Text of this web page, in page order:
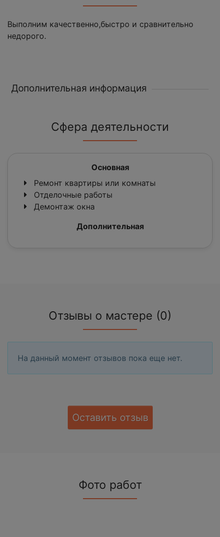
Выполним качественно,быстро и сравнительно
недорого.
Дополнительная информация
Сфера деятельности
Основная
Ремонт квартиры или комнаты
Отделочные работы
Демонтаж окна
Дополнительная
Отзывы о мастере (0)
На данный момент отзывов пока еще нет.
Оставить отзыв
Фото работ